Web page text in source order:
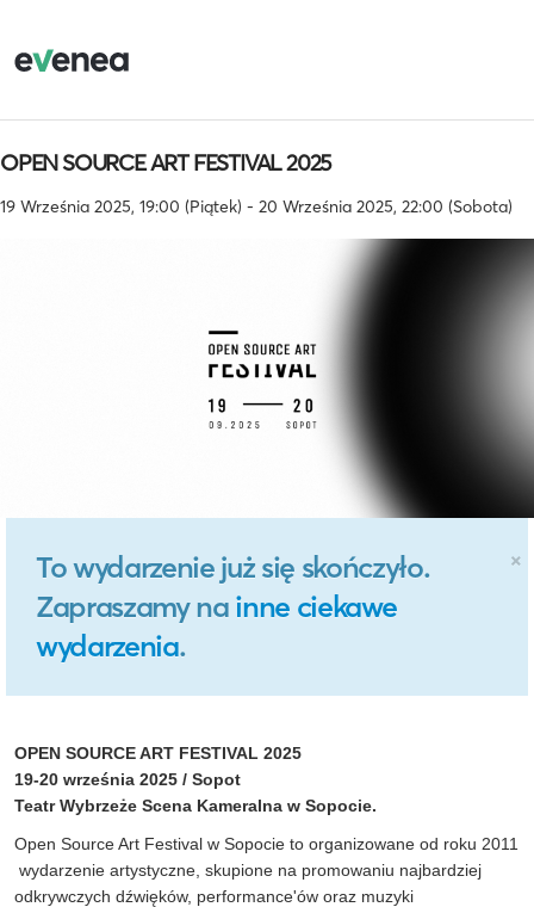
OPEN SOURCE ART FESTIVAL 2025
19 Września 2025, 19:00 (Piątek) - 20 Września 2025, 22:00 (Sobota)
×
To wydarzenie już się skończyło.
Zapraszamy na inne ciekawe
wydarzenia.
OPEN SOURCE ART FESTIVAL 2025
19-20 września 2025 / Sopot
Teatr Wybrzeże Scena Kameralna w Sopocie.
Open Source Art Festival w Sopocie to organizowane od roku 2011
wydarzenie artystyczne, skupione na promowaniu najbardziej
odkrywczych dźwięków, performance'ów oraz muzyki